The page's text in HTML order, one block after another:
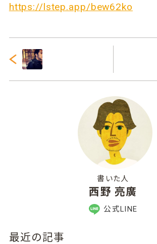
https://lstep.app/bew62ko
書いた人
西野 亮廣
公式LINE
最近の記事